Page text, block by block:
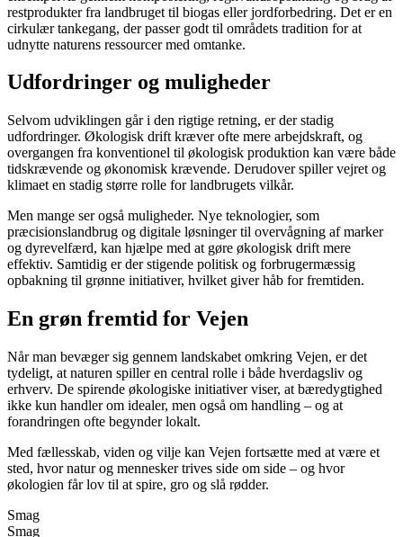
restprodukter fra landbruget til biogas eller jordforbedring. Det er en
cirkulær tankegang, der passer godt til områdets tradition for at
udnytte naturens ressourcer med omtanke.
Udfordringer og muligheder
Selvom udviklingen går i den rigtige retning, er der stadig
udfordringer. Økologisk drift kræver ofte mere arbejdskraft, og
overgangen fra konventionel til økologisk produktion kan være både
tidskrævende og økonomisk krævende. Derudover spiller vejret og
klimaet en stadig større rolle for landbrugets vilkår.
Men mange ser også muligheder. Nye teknologier, som
præcisionslandbrug og digitale løsninger til overvågning af marker
og dyrevelfærd, kan hjælpe med at gøre økologisk drift mere
effektiv. Samtidig er der stigende politisk og forbrugermæssig
opbakning til grønne initiativer, hvilket giver håb for fremtiden.
En grøn fremtid for Vejen
Når man bevæger sig gennem landskabet omkring Vejen, er det
tydeligt, at naturen spiller en central rolle i både hverdagsliv og
erhverv. De spirende økologiske initiativer viser, at bæredygtighed
ikke kun handler om idealer, men også om handling – og at
forandringen ofte begynder lokalt.
Med fællesskab, viden og vilje kan Vejen fortsætte med at være et
sted, hvor natur og mennesker trives side om side – og hvor
økologien får lov til at spire, gro og slå rødder.
Smag
Smag